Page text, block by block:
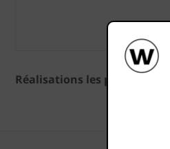
Réalisations les plus récentes